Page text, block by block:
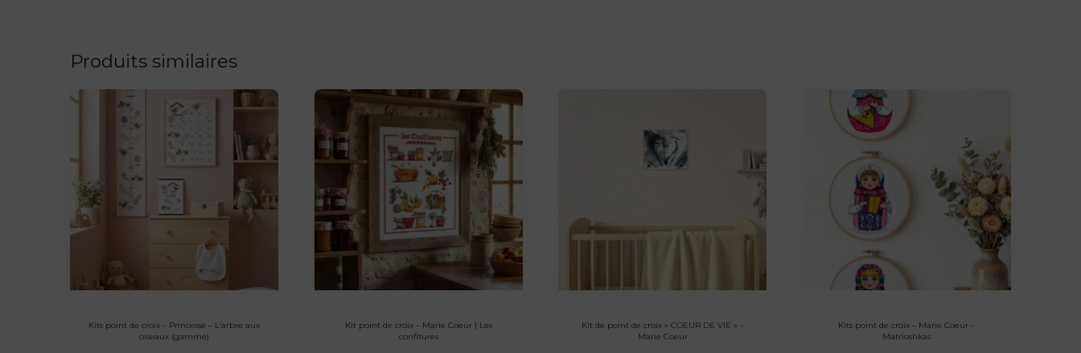
Produits similaires
Kits point de croix – Princesse – L’arbre aux
oiseaux (gamme)
Kit point de croix – Marie Coeur | Les
confitures
Kit de point de croix « COEUR DE VIE » –
Marie Coeur
Kits point de croix – Marie Coeur –
Matrioshkas